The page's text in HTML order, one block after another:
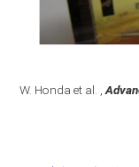
W. Honda et al. ,